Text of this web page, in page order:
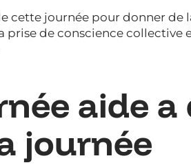
cette journée pour donner de
prise de conscience collective
aide
journée